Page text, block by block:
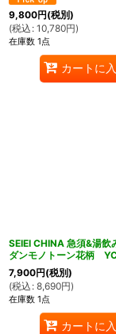
9,800円(税別)
(税込 : 10,780円)
在庫数 1点
カートに
SEIEI CHINA 急須&湯
ダンモノトーン花柄
7,900円(税別)
(税込 : 8,690円)
在庫数 1点
カートに